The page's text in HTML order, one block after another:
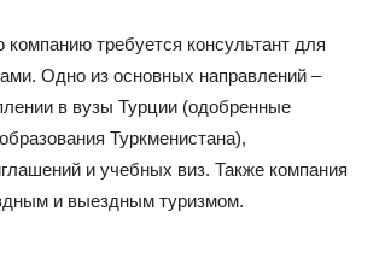
компанию требуется консультант для
Одно из основных направлений –
в вузы Турции (одобренные
Туркменистана),
и учебных виз. Также компания
и выездным туризмом.